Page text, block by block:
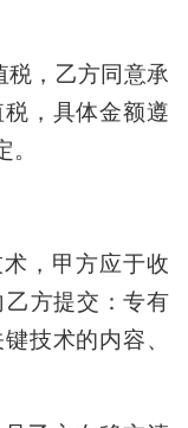
税，乙方同意承
，具体金额遵
，甲方应于收
方提交：专有
技术的内容、